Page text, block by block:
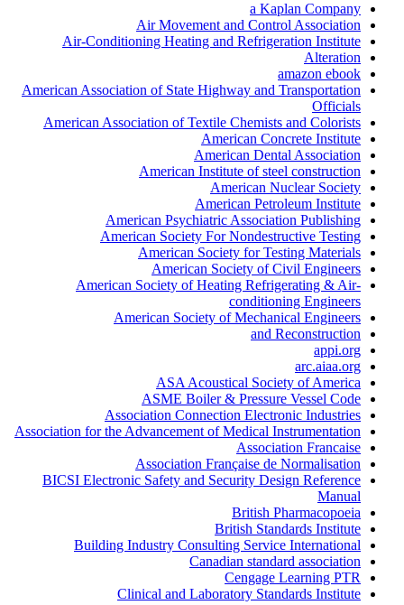
a Kaplan Company
Air Movement and Control Association
Air-Conditioning Heating and Refrigeration Institute
Alteration
amazon ebook
American Association of State Highway and Transportation
Officials
American Association of Textile Chemists and Colorists
American Concrete Institute
American Dental Association
American Institute of steel construction
American Nuclear Society
American Petroleum Institute
American Psychiatric Association Publishing
American Society For Nondestructive Testing
American Society for Testing Materials
American Society of Civil Engineers
American Society of Heating Refrigerating & Air-
conditioning Engineers
American Society of Mechanical Engineers
and Reconstruction
appi.org
arc.aiaa.org
ASA Acoustical Society of America
ASME Boiler & Pressure Vessel Code
Association Connection Electronic Industries
Association for the Advancement of Medical Instrumentation
Association Francaise
Association Française de Normalisation
BICSI Electronic Safety and Security Design Reference
Manual
British Pharmacopoeia
British Standards Institute
Building Industry Consulting Service International
Canadian standard association
Cengage Learning PTR
Clinical and Laboratory Standards Institute